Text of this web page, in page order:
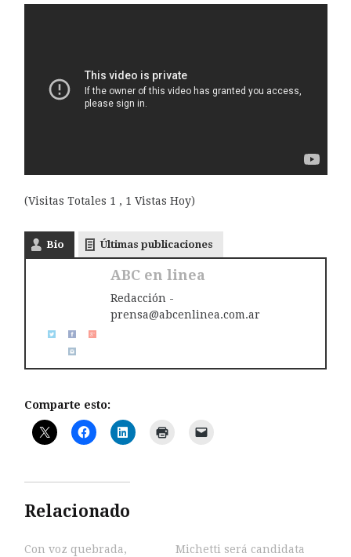
(Visitas Totales 1 , 1 Vistas Hoy)
Bio Últimas publicaciones
ABC en linea
Redacción -
prensa@abcenlinea.com.ar
Comparte esto:
Relacionado
Con voz quebrada,
Michetti será candidata